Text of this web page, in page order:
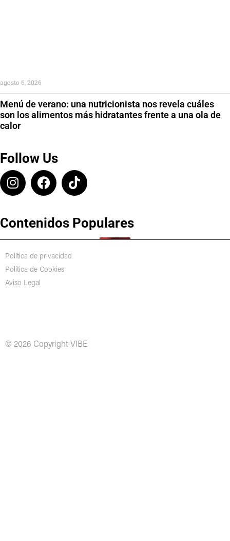
Menú de verano: una nutricionista nos revela cuáles
son los alimentos más hidratantes frente a una ola de
calor
agosto 6, 2026
Follow Us
Contenidos Populares
Política de privacidad
Política de Cookies
Aviso Legal
© 2026 Copyright VIBE